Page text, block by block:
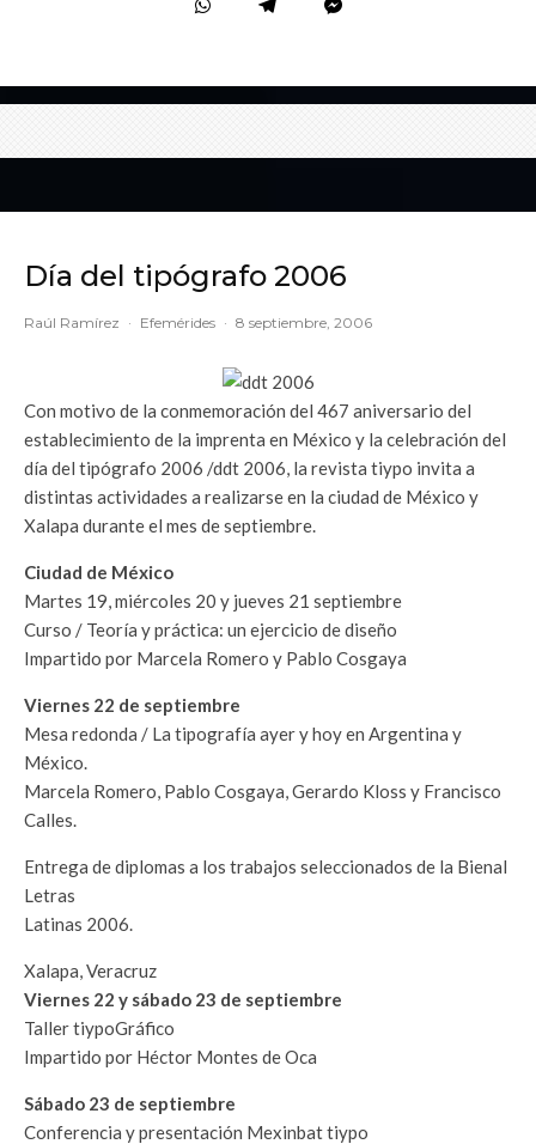
Día del tipógrafo 2006
Raúl Ramírez · Efemérides · 8 septiembre, 2006
Con motivo de la conmemoración del 467 aniversario del
establecimiento de la imprenta en México y la celebración del
día del tipógrafo 2006 /ddt 2006, la revista tiypo invita a
distintas actividades a realizarse en la ciudad de México y
Xalapa durante el mes de septiembre.
Ciudad de México
Martes 19, miércoles 20 y jueves 21 septiembre
Curso / Teoría y práctica: un ejercicio de diseño
Impartido por Marcela Romero y Pablo Cosgaya
Viernes 22 de septiembre
Mesa redonda / La tipografía ayer y hoy en Argentina y
México.
Marcela Romero, Pablo Cosgaya, Gerardo Kloss y Francisco
Calles.
Entrega de diplomas a los trabajos seleccionados de la Bienal
Letras
Latinas 2006.
Xalapa, Veracruz
Viernes 22 y sábado 23 de septiembre
Taller tiypoGráfico
Impartido por Héctor Montes de Oca
Sábado 23 de septiembre
Conferencia y presentación Mexinbat tiypo